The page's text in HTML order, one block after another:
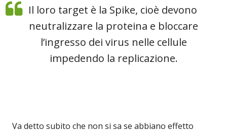
Il loro target è la Spike, cioè devono
neutralizzare la proteina e bloccare
l’ingresso dei virus nelle cellule
impedendo la replicazione.
Va detto subito che non si sa se abbiano effetto